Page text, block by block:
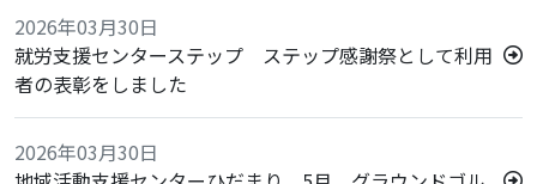
2026年03月30日
就労支援センターステップ ステップ感謝祭として利用
者の表彰をしました
2026年03月30日